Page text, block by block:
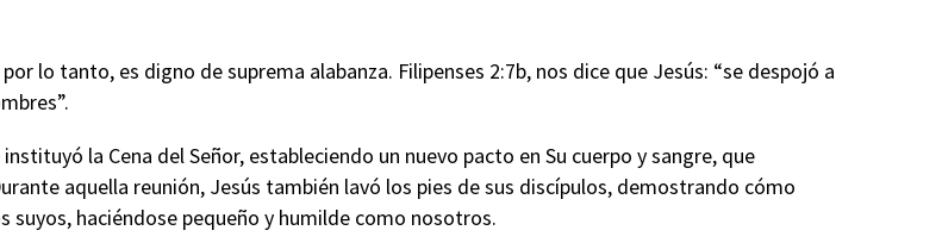
lo tanto, es digno de suprema alabanza. Filipenses 2:7b, nos dice que Jesús: “se despojó a
la Cena del Señor, estableciendo un nuevo pacto en Su cuerpo y sangre, que
aquella reunión, Jesús también lavó los pies de sus discípulos, demostrando cómo
suyos, haciéndose pequeño y humilde como nosotros.